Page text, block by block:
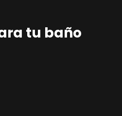
tu baño
Presupuesto